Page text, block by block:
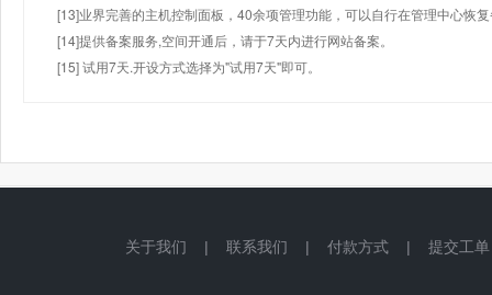
[13]业界完善的主机控制面板，40余项管理功能，可以自行在管理中心恢
[14]提供备案服务,空间开通后，请于7天内进行网站备案。
[15] 试用7天.开设方式选择为"试用7天"即可。
关于我们 | 联系我们 | 付款方式 | 提交工单